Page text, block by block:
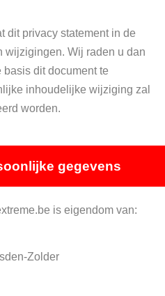
dit privacy statement in de
wijzigingen. Wij raden u dan
dit document te
inhoudelijke wijziging zal
worden.
gegevens
is eigendom van:
Zolder